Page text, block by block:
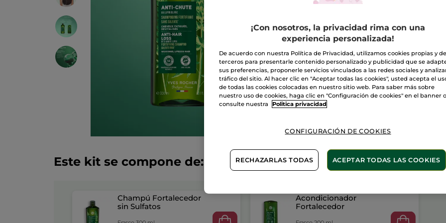
&
Pago Seguro
Satisfecho o
Las
Este kit se compone de:
Champú Fortalecedor
sin Sulfatos
Acondicionador
Fortalecedor
¡Con nosotros, la privacidad rima con una
experiencia personalizada!
De acuerdo con nuestra Política de Privacidad, utilizamos cookies propias y
terceros para presentarle contenido personalizado y publicidad que se
sus preferencias, proponerle servicios vinculados a las redes sociales y
tráfico del sitio. Al hacer clic en "Aceptar todas las cookies", usted acepta el
de todas las cookies colocadas en nuestro sitio web. Para saber más sobre
nuestro uso de cookies, haga clic en "Configuración de cookies" en el banner
consulte nuestra
Politica privacidad
CONFIGURACIÓN DE COOKIES
RECHAZARLAS TODAS ACEPTAR TODAS LAS COOKIES